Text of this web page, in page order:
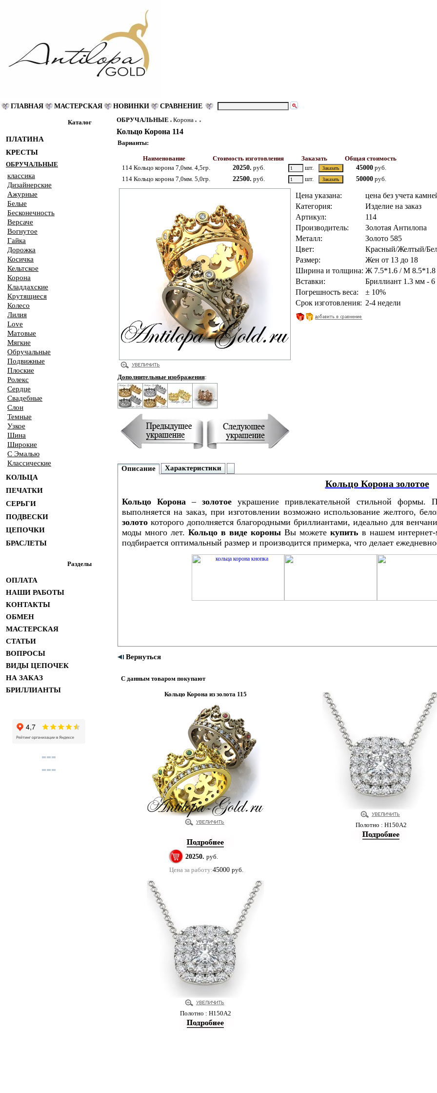
ГЛАВНАЯ МАСТЕРСКАЯ НОВИНКИ СРАВНЕНИЕ
Каталог
ПЛАТИНА
КРЕСТЫ
ОБРУЧАЛЬНЫЕ
классика
Дизайнерские
Ажурные
Белые
Бесконечность
Версаче
Вогнутое
Гайка
Дорожка
Косичка
Кельтское
Корона
Кладдахские
Крутящиеся
Колесо
Лилия
Love
Матовые
Мягкие
Обручальные
Подвижные
Плоские
Ролекс
Сердце
Свадебные
Слон
Темные
Узкое
Шина
Широкие
С Эмалью
Классические
КОЛЬЦА
ПЕЧАТКИ
СЕРЬГИ
ПОДВЕСКИ
ЦЕПОЧКИ
БРАСЛЕТЫ
Разделы
ОПЛАТА
НАШИ РАБОТЫ
КОНТАКТЫ
ОБМЕН
МАСТЕРСКАЯ
СТАТЬИ
ВОПРОСЫ
ВИДЫ ЦЕПОЧЕК
НА ЗАКАЗ
БРИЛЛИАНТЫ
ОБРУЧАЛЬНЫЕ Корона
Кольцо Корона 114
Варианты:
Наименование Стоимость изготовления Заказать
Общая стоимость
114 Кольцо корона 7,0мм. 4,5гр.
20250. руб. шт. 45000 руб.
114 Кольцо корона 7,0мм. 5,0гр.
22500. руб. шт. 50000 руб.
Цена указана:
цена без учета
Категория:
Изделие на заказ
Артикул:
114
Производитель:
Золотая Антилопа
Металл:
Золото 585
Цвет:
Красный/Желтый/
Размер:
Жен от 13 до 18
Ширина и толщина: Ж 7.5*1.6 / M 8.5*1.8
Вставки:
Бриллиант 1.3 мм -
Погрешность веса:
± 10%
Срок изготовления: 2-4 недели
Дополнительные изображения:
Описание Характеристики
Кольцо Корона золотое
Кольцо Корона–золотое украшение привлекательной стильной формы.
выполняется на заказ, при изготовлении возможно использование желтого,
золотокоторого дополняется благородными бриллиантами, идеально для
моды много лет. Кольцо в виде короныВы можете купить в нашем интернет-
подбирается оптимальный размер и производится примерка, что делает
Вернуться
С данным товаром покупают
Кольцо Корона из золота 115
20250. руб.
Цена за работу:45000 руб.
Полотно : Н150А2
Полотно : Н150А2